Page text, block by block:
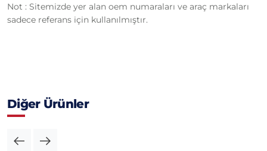
Not : Sitemizde yer alan oem numaraları ve araç markaları
sadece referans için kullanılmıştır.
Diğer Ürünler